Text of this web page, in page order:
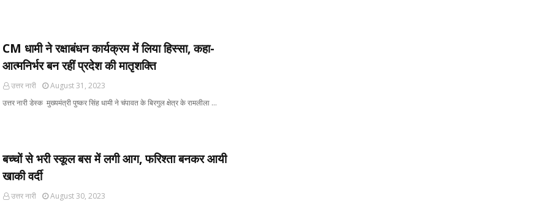
CM धामी ने रक्षाबंधन कार्यक्रम में लिया हिस्सा, कहा-
आत्मनिर्भर बन रहीं प्रदेश की मातृशक्ति
उत्तर नारी
August 31, 2023
उत्तर नारी डेस्क मुख्यमंत्री पुष्कर सिंह धामी ने चंपावत के बिरगुल क्षेत्र के रामलीला …
बच्चों से भरी स्कूल बस में लगी आग, फरिश्ता बनकर आयी
खाकी वर्दी
उत्तर नारी August 30, 2023